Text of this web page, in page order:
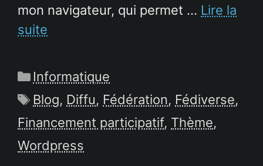
mon navigateur, qui permet … Lire la
suite
Catégories
Informatique
Étiquettes
Blog, Diffu, Fédération, Fédiverse,
Financement participatif, Thème,
Wordpress